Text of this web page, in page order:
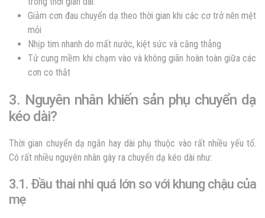
Giảm cơn đau chuyển dạ theo thời gian khi các cơ trở nên mệt
mỏi
Nhịp tim nhanh do mất nước, kiệt sức và căng thẳng
Tử cung mềm khi chạm vào và không giãn hoàn toàn giữa các
cơn co thắt
3. Nguyên nhân khiến sản phụ chuyển dạ
kéo dài?
Thời gian chuyển dạ ngắn hay dài phụ thuộc vào rất nhiều yếu tố.
Có rất nhiều nguyên nhân gây ra chuyển dạ kéo dài như:
3.1. Đầu thai nhi quá lớn so với khung chậu của
mẹ